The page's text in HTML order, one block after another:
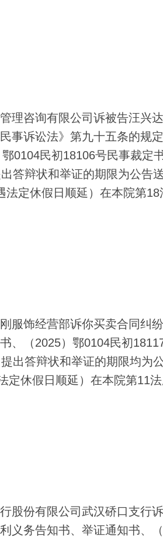
咨询有限公司诉被告汪兴
事诉讼法》第九十五条的规
0104民初18106号民事裁定
答辩状和举证的期限为公告
定休假日顺延）在本院第
饰经营部诉你买卖合同纠
、（2025）鄂0104民初
出答辩状和举证的期限均为
定休假日顺延）在本院第11
份有限公司武汉硚口支行
义务告知书、举证通知书、